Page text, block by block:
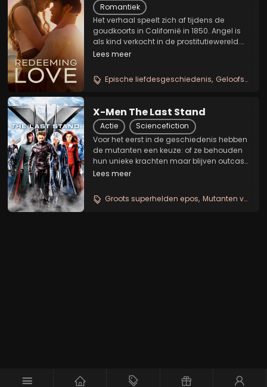
Romantiek
Het verhaal speelt zich af tijdens de
goudkoorts in Californië in 1850. Angel is
als kind verkocht in de prostitutiewereld.
Ze heeft haat en zelfhaat overleefd. Dan
dat er niets is wat de liefde niet kan...
Lees meer
Epische liefdesgeschiedenis Geloofsdrama
X-Men The Last Stand
Actie
Sciencefiction
Voor het eerst in de geschiedenis hebben
de mutanten een keuze: of ze behouden
hun unieke krachten maar blijven outcast,
of ze ontdoen zich van hun krachten en
Dit leidt tot een nog grotere strijd tussen
de...
Lees meer
Groots superhelden epos Mutanten versus mensheid